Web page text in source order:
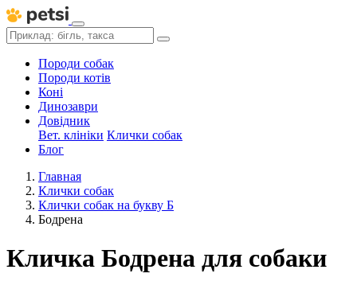
Породи собак
Породи котів
Коні
Динозаври
Довідник
Вет. клініки Клички собак
Блог
Главная
Клички собак
Клички собак на букву Б
Бодрена
Кличка Бодрена для собаки